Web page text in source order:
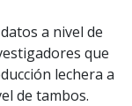
a nivel de
que
lechera a
de tambos.